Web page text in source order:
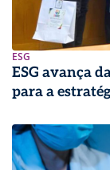
ESG
ESG avança
para a